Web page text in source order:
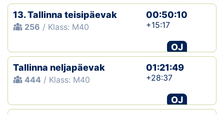
13. Tallinna teisipäevak
256 / Klass: M40
00:50:10
+15:17
OJ
Tallinna neljapäevak
444 / Klass: M40
01:21:49
+28:37
OJ